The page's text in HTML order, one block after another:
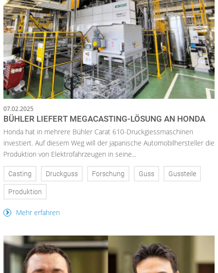
07.02.2025
BÜHLER LIEFERT MEGACASTING-LÖSUNG AN HONDA
Honda hat in mehrere Bühler Carat 610-Druckgiessmaschinen
investiert. Auf diesem Weg will der japanische Automobilhersteller die
Produktion von Elektrofahrzeugen in seine...
Casting Druckguss Forschung Guss Gussteile
Produktion
Mehr erfahren